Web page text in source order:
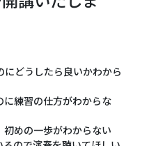
どうしたら良いかわから
練習の仕方がわからな
めの一歩がわからない